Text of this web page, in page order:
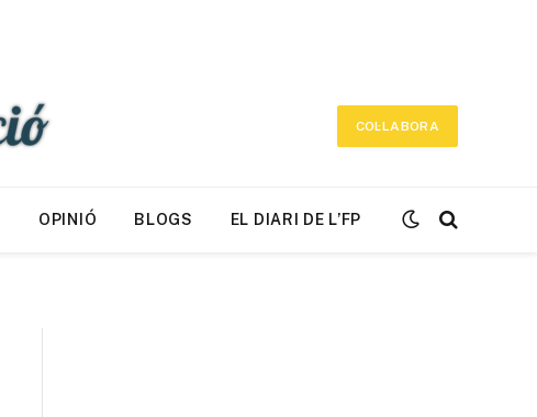
COL·LABORA
OPINIÓ BLOGS EL DIARI DE L’FP